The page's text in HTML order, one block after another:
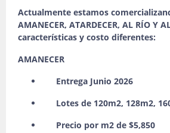
Actualmente estamos
AMANECER, ATARDECER, AL RÍO Y
características y costo diferentes:
AMANECER
Entrega Junio 2026
Lotes de 120m2, 128m2,
Precio por m2 de $5,850